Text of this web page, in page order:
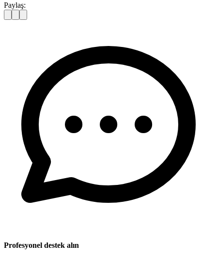
Paylaş:
Profesyonel destek alın